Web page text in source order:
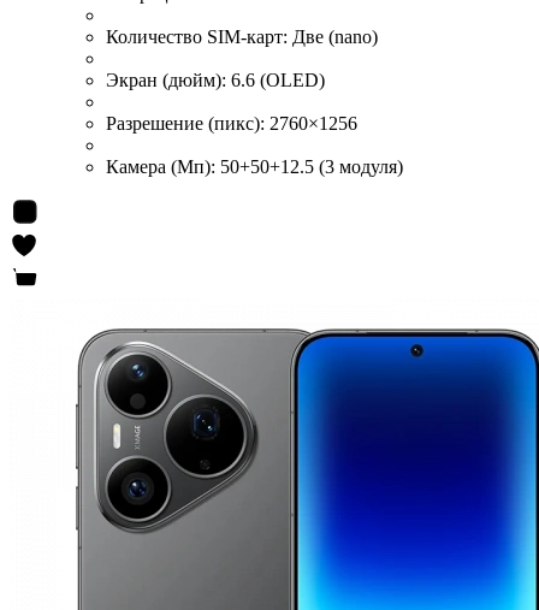
Количество SIM-карт: Две (nano)
Экран (дюйм): 6.6 (OLED)
Разрешение (пикс): 2760×1256
Камера (Мп): 50+50+12.5 (3 модуля)